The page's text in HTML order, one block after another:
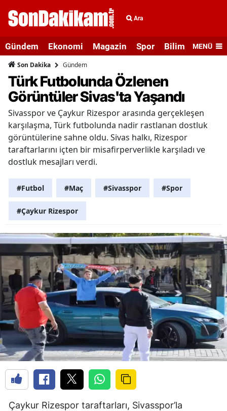
Ara
Gündem Ekonomi Magazin Spor Bilim veMENÜ
Son Dakika Gündem
Türk Futbolunda Özlenen
Görüntüler Sivas'ta Yaşandı
Sivasspor ve Çaykur Rizespor arasında gerçekleşen
karşılaşma, Türk futbolunda nadir rastlanan dostluk
görüntülerine sahne oldu. Sivas halkı, Rizespor
taraftarlarını içten bir misafirperverlikle karşıladı ve
dostluk mesajları verdi.
#Futbol #Maç #Sivasspor #Spor
#Çaykur Rizespor
Çaykur Rizespor taraftarları, Sivasspor’la